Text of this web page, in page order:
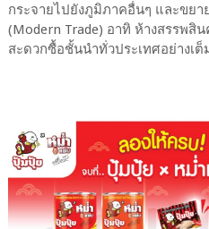
กระจายไปยังภูมิภาคอื่นๆ และขยา
(Modern Trade) อาทิ ห้างสรรพสิ
สะดวกซื้อชั้นนำทั่วประเทศอย่างเ